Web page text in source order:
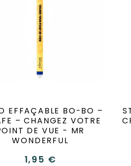
EFFAÇABLE BO-BO –
– CHANGEZ VOTRE
DE VUE - MR
WONDERFUL
1,95 €